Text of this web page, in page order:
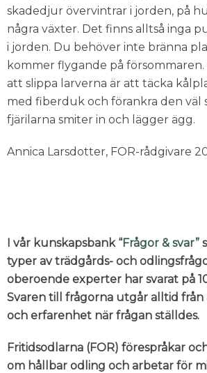
skadedjur övervintrar i jorden, på
några växter. Det finns alltså inga
i jorden. Du behöver inte bränna
kommer flygande på
att slippa larverna är att täcka
med fiberduk och förankra den väl
fjärilarna smiter in och lägger ägg.
Annica Larsdotter, FOR-rådgivare
I vår kunskapsbank “Frågor & svar”
typer av trädgårds- och
oberoende experter har svarat på
Svaren till frågorna utgår alltid
och erfarenhet när frågan ställdes.
Fritidsodlarna (FOR) förespråkar
om hållbar odling och arbetar för